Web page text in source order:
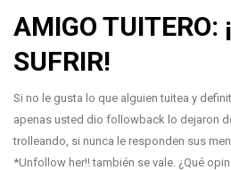
AMIGO TUITERO:
SUFRIR!
Si no le gusta lo que alguien tuitea y
apenas usted dio followback lo dejaron
trolleando, si nunca le responden sus
*Unfollow her!! también se vale. ¿Qué